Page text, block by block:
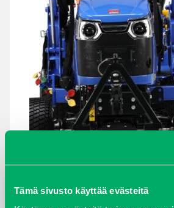
Tämä sivusto käyttää evästeitä